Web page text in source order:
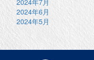
2024年7月
2024年6月
2024年5月